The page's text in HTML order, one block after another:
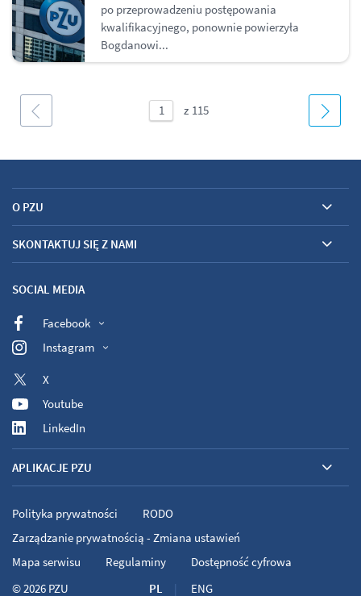
po przeprowadzeniu postępowania
kwalifikacyjnego, ponownie powierzyła
Bogdanowi...
O PZU
SKONTAKTUJ SIĘ Z NAMI
SOCIAL MEDIA
Facebook
Instagram
X
Youtube
LinkedIn
APLIKACJE PZU
PL ENG
Polityka prywatności
RODO
Zarządzanie prywatnością - Zmiana ustawień
Mapa serwisu
Regulaminy
Dostępność cyfrowa
© 2026 PZU